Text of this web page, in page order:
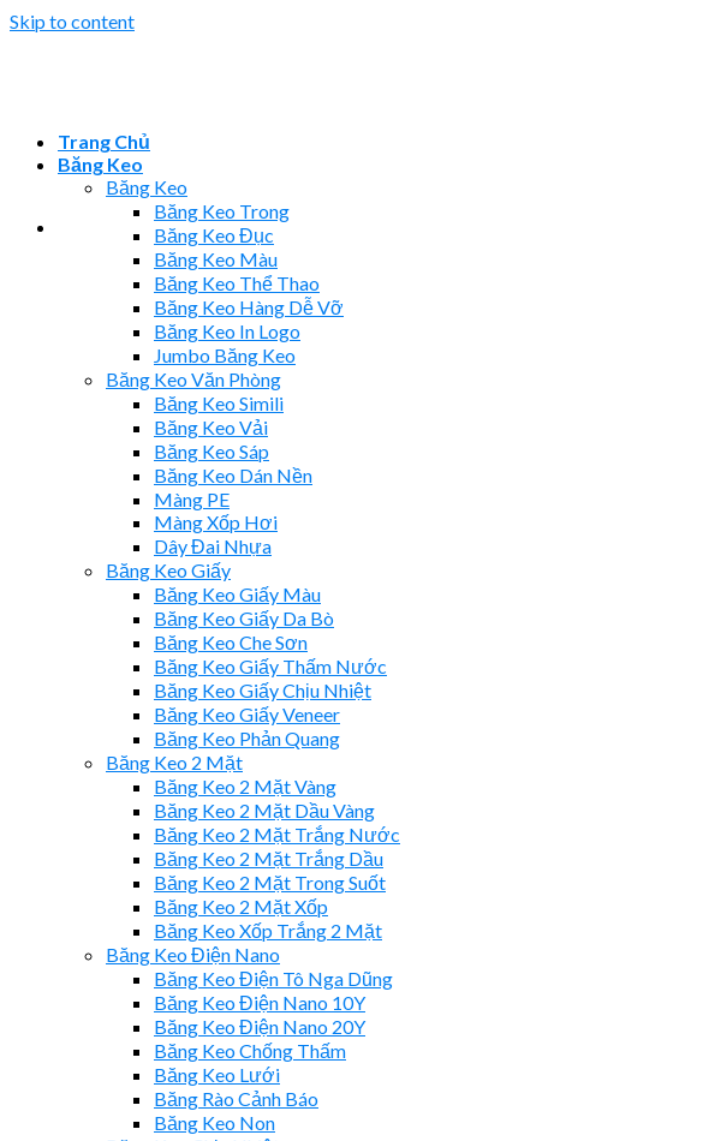
Skip to content
Trang Chủ
Băng Keo
Băng Keo
Băng Keo Trong
Băng Keo Đục
Băng Keo Màu
Băng Keo Thể Thao
Băng Keo Hàng Dễ Vỡ
Băng Keo In Logo
Jumbo Băng Keo
Băng Keo Văn Phòng
Băng Keo Simili
Băng Keo Vải
Băng Keo Sáp
Băng Keo Dán Nền
Màng PE
Màng Xốp Hơi
Dây Đai Nhựa
Băng Keo Giấy
Băng Keo Giấy Màu
Băng Keo Giấy Da Bò
Băng Keo Che Sơn
Băng Keo Giấy Thấm Nước
Băng Keo Giấy Chịu Nhiệt
Băng Keo Giấy Veneer
Băng Keo Phản Quang
Băng Keo 2 Mặt
Băng Keo 2 Mặt Vàng
Băng Keo 2 Mặt Dầu Vàng
Băng Keo 2 Mặt Trắng Nước
Băng Keo 2 Mặt Trắng Dầu
Băng Keo 2 Mặt Trong Suốt
Băng Keo 2 Mặt Xốp
Băng Keo Xốp Trắng 2 Mặt
Băng Keo Điện Nano
Băng Keo Điện Tô Nga Dũng
Băng Keo Điện Nano 10Y
Băng Keo Điện Nano 20Y
Băng Keo Chống Thấm
Băng Keo Lưới
Băng Rào Cảnh Báo
Băng Keo Non